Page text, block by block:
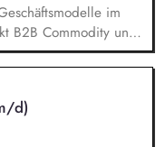
im
B2B Commodity und
von der
Skalierung weiter.
Erfolg
relevanter
und
d)